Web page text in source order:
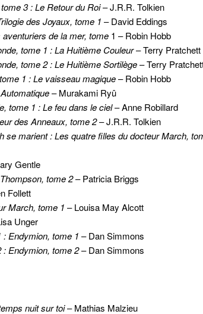
3 : Le Retour du Roi– J.R.R. Tolkien
des Joyaux, tome 1 – David Eddings
de la mer, tome1 – Robin Hobb
tome 1 : La Huitième Couleur– Terry Pratchett
tome 2 : Le Huitième Sortilège– Terry
1 : Le vaisseau magique– Robin Hobb
– Murakami Ryû
tome 1 : Le feu dans le ciel– Anne Robillard
des Anneaux, tome 2– J.R.R. Tolkien
se marient : Les quatre filles du docteur March,
Gentle
tome 2– Patricia Briggs
Follett
March, tome 1 – Louisa May Alcott
Unger
: Endymion, tome 1 – Dan Simmons
: Endymion, tome 2– Dan Simmons
nuit sur toi– Mathias Malzieu